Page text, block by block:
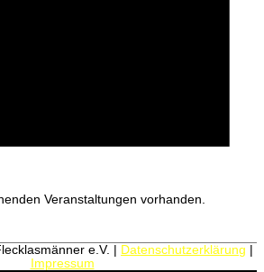
Veranstaltungen vorhanden.
e.V. Datenschutzerklärung
Impressum